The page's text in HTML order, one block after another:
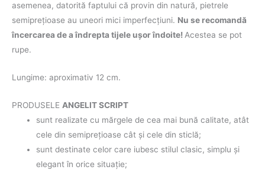
asemenea, datorită faptului că provin din natură, pietrele
semipreţioase au uneori mici imperfecţiuni. Nu se recomandă
încercarea de a îndrepta tijele ușor îndoite! Acestea se pot
rupe.
Lungime: aproximativ 12 cm.
PRODUSELE ANGELIT SCRIPT
sunt realizate cu mărgele de cea mai bună calitate, atât
cele din semipreţioase cât şi cele din sticlă;
sunt destinate celor care iubesc stilul clasic, simplu şi
elegant în orice situaţie;